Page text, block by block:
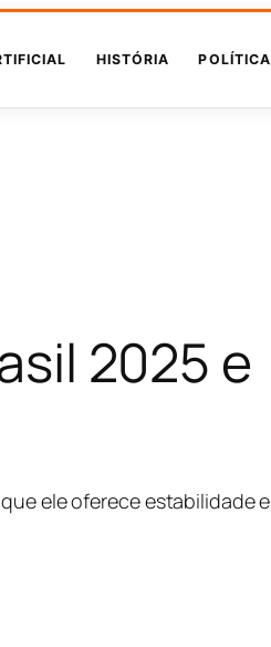
HISTÓRIA POLÍTICA
2025 e
ele oferece estabilidade e